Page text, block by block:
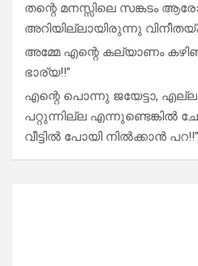
തന്റെ മനസ്സിലെ സങ്കടം
അറിയില്ലായിരുന്നു
അമ്മേ എന്റെ കല്യാണം
ഭാര്യ!!”
എന്റെ പൊന്നു ജയേട്ടാ,
പറ്റുന്നില്ല എന്നുണ്ടെങ്കിൽ
വീട്ടിൽ പോയി നിൽക്കാൻ പറ!!”